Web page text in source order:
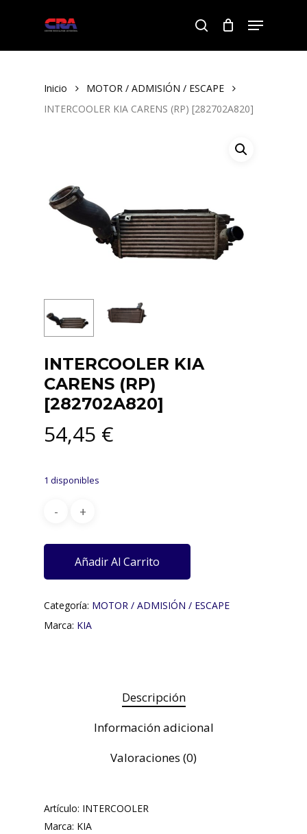
search
Menu
Inicio
MOTOR / ADMISIÓN / ESCAPE
INTERCOOLER KIA CARENS (RP) [282702A820]
INTERCOOLER KIA
CARENS (RP)
[282702A820]
54,45 €
1 disponibles
Añadir Al Carrito
Categoría: MOTOR / ADMISIÓN / ESCAPE
Marca: KIA
Descripción
Información adicional
Valoraciones (0)
Artículo: INTERCOOLER
Marca: KIA